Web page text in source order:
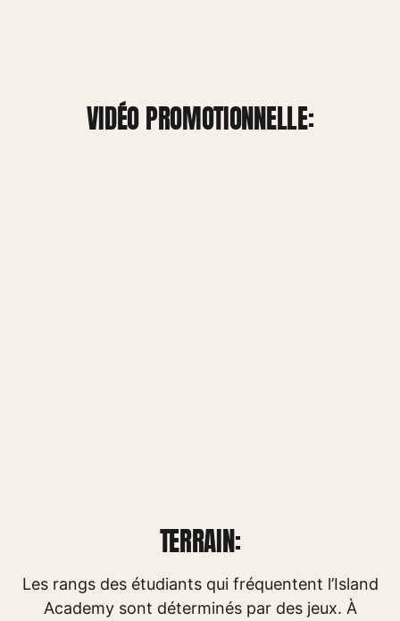
VIDÉO PROMOTIONNELLE:
TERRAIN:
Les rangs des étudiants qui fréquentent l’Island
Academy sont déterminés par des jeux. À